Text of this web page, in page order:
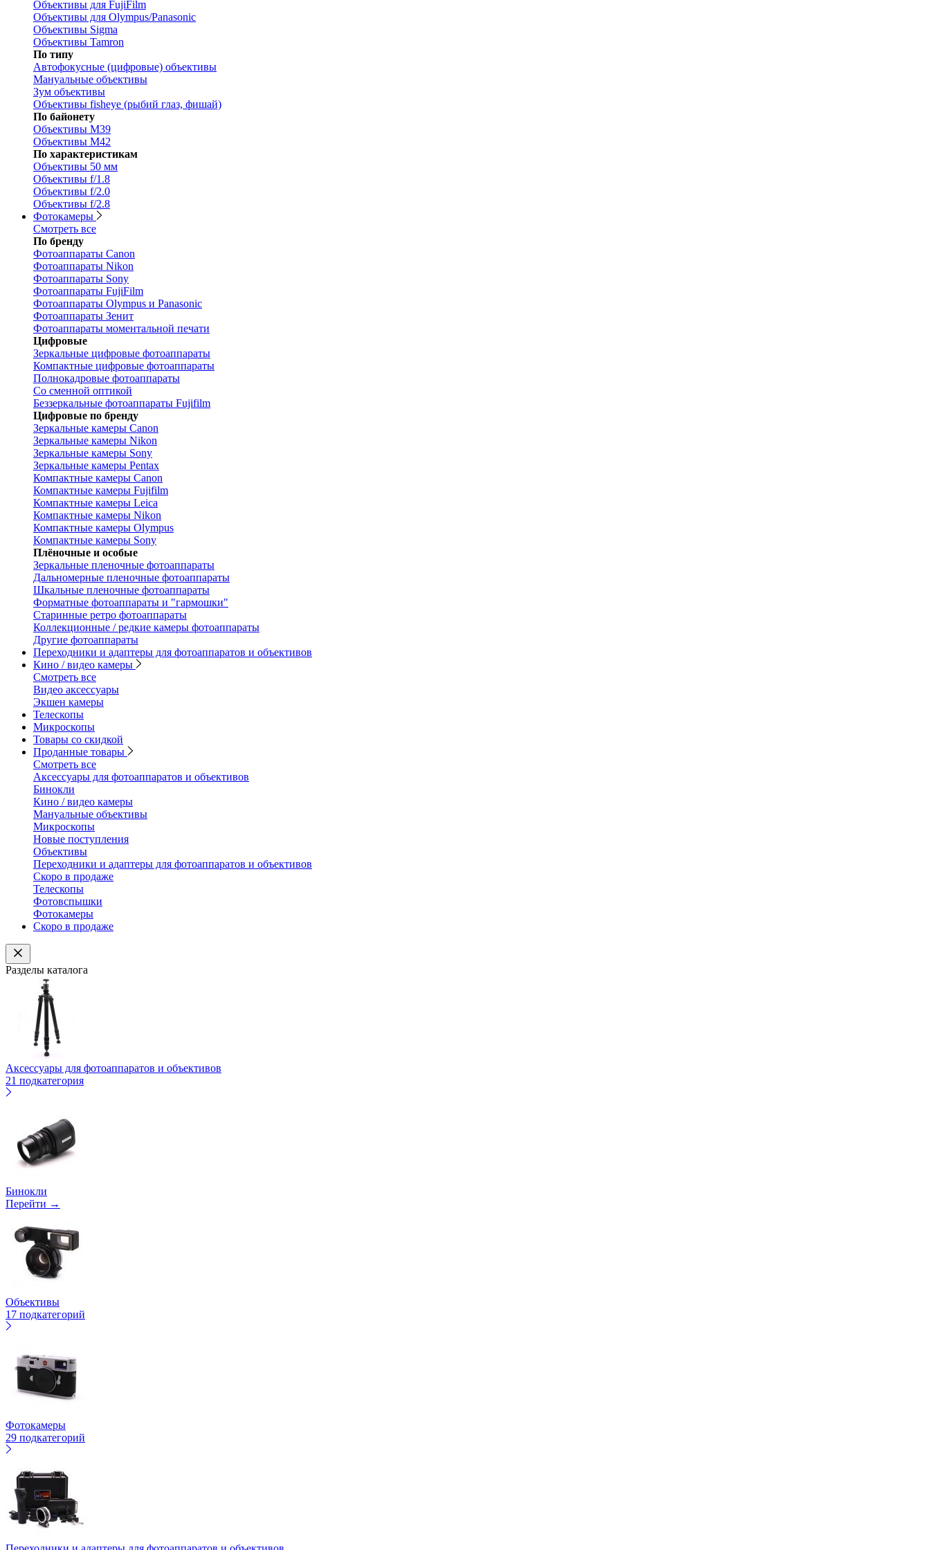
Объективы для FujiFilm
Объективы для Olympus/Panasonic
Объективы Sigma
Объективы Tamron
По типу
Автофокусные (цифровые) объективы
Мануальные объективы
Зум объективы
Объективы fisheye (рыбий глаз, фишай)
По байонету
Объективы M39
Объективы M42
По характеристикам
Объективы 50 мм
Объективы f/1.8
Объективы f/2.0
Объективы f/2.8
Фотокамеры
Смотреть все
По бренду
Фотоаппараты Canon
Фотоаппараты Nikon
Фотоаппараты Sony
Фотоаппараты FujiFilm
Фотоаппараты Olympus и Panasonic
Фотоаппараты Зенит
Фотоаппараты моментальной печати
Цифровые
Зеркальные цифровые фотоаппараты
Компактные цифровые фотоаппараты
Полнокадровые фотоаппараты
Со сменной оптикой
Беззеркальные фотоаппараты Fujifilm
Цифровые по бренду
Зеркальные камеры Canon
Зеркальные камеры Nikon
Зеркальные камеры Sony
Зеркальные камеры Pentax
Компактные камеры Canon
Компактные камеры Fujifilm
Компактные камеры Leica
Компактные камеры Nikon
Компактные камеры Olympus
Компактные камеры Sony
Плёночные и особые
Зеркальные пленочные фотоаппараты
Дальномерные пленочные фотоаппараты
Шкальные пленочные фотоаппараты
Форматные фотоаппараты и "гармошки"
Старинные ретро фотоаппараты
Коллекционные / редкие камеры фотоаппараты
Другие фотоаппараты
Переходники и адаптеры для фотоаппаратов и объективов
Кино / видео камеры
Смотреть все
Видео аксессуары
Экшен камеры
Телескопы
Микроскопы
Товары со скидкой
Проданные товары
Смотреть все
Аксессуары для фотоаппаратов и объективов
Бинокли
Кино / видео камеры
Мануальные объективы
Микроскопы
Новые поступления
Объективы
Переходники и адаптеры для фотоаппаратов и объективов
Скоро в продаже
Телескопы
Фотовспышки
Фотокамеры
Скоро в продаже
Разделы каталога
Аксессуары для фотоаппаратов и объективов
21 подкатегория
Бинокли
Перейти →
Объективы
17 подкатегорий
Фотокамеры
29 подкатегорий